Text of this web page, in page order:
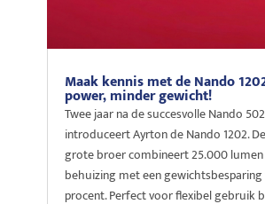
Maak kennis met de Nando
power, minder gewicht!
Twee jaar na de succesvolle Nando 502
introduceert Ayrton de Nando 1202.
grote broer combineert 25.000 lumen
behuizing met een
procent. Perfect voor flexibel gebruik